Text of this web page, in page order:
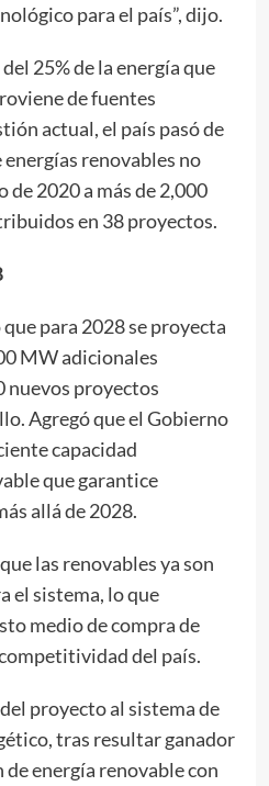
para el país”, dijo.
25% de la energía que
de fuentes
actual, el país pasó de
renovables no
2020 a más de 2,000
en 38 proyectos.
para 2028 se proyecta
MW adicionales
nuevos proyectos
Agregó que el Gobierno
capacidad
que garantice
allá de 2028.
las renovables ya son
el sistema, lo que
medio de compra de
del país.
proyecto al sistema de
tras resultar ganador
energía renovable con